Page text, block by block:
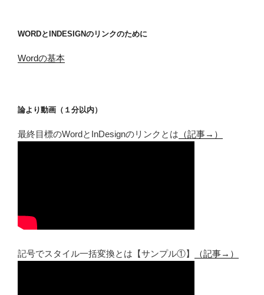
WORDとINDESIGNのリンクのために
Wordの基本
論より動画（１分以内）
最終目標のWordとInDesignのリンクとは （記事→）
記号でスタイル一括変換とは【サンプル①】 （記事→）